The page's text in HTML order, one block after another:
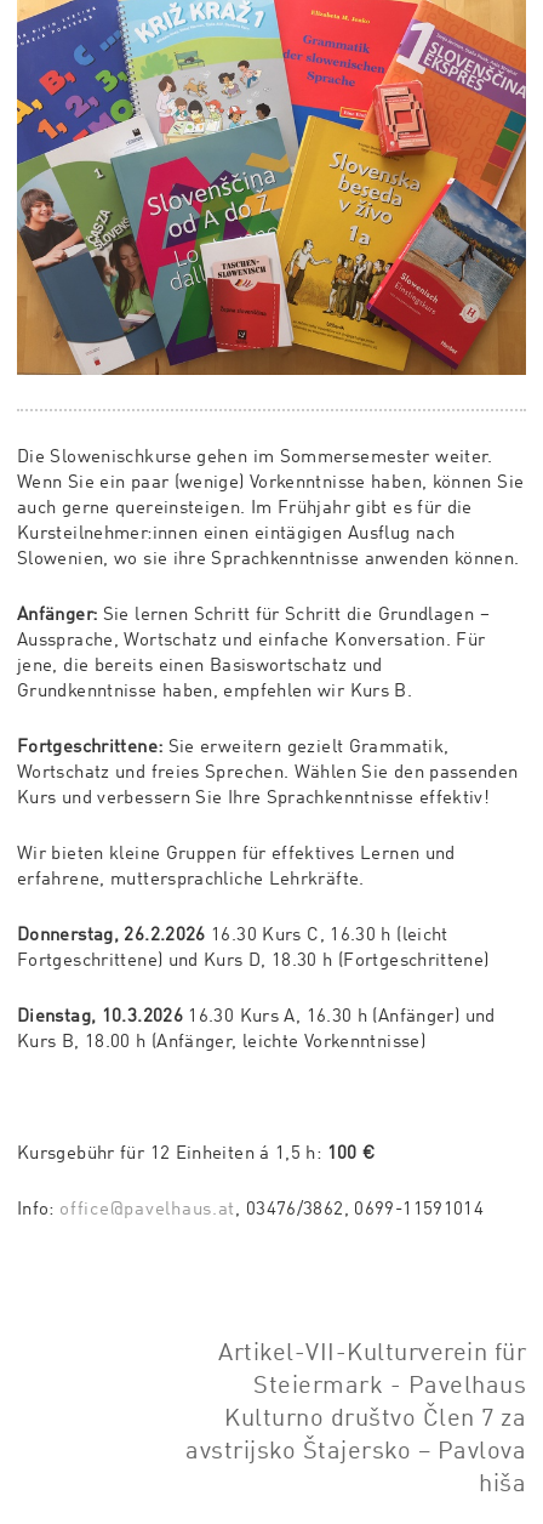
Die Slowenischkurse gehen im Sommersemester weiter.
Wenn Sie ein paar (wenige) Vorkenntnisse haben, können Sie
auch gerne quereinsteigen. Im Frühjahr gibt es für die
Kursteilnehmer:innen einen eintägigen Ausflug nach
Slowenien, wo sie ihre Sprachkenntnisse anwenden können.
Anfänger: Sie lernen Schritt für Schritt die Grundlagen –
Aussprache, Wortschatz und einfache Konversation. Für
jene, die bereits einen Basiswortschatz und
Grundkenntnisse haben, empfehlen wir Kurs B.
Fortgeschrittene: Sie erweitern gezielt Grammatik,
Wortschatz und freies Sprechen. Wählen Sie den passenden
Kurs und verbessern Sie Ihre Sprachkenntnisse effektiv!
Wir bieten kleine Gruppen für effektives Lernen und
erfahrene, muttersprachliche Lehrkräfte.
Donnerstag, 26.2.2026 16.30 Kurs C, 16.30 h (leicht
Fortgeschrittene) und Kurs D, 18.30 h (Fortgeschrittene)
Dienstag, 10.3.2026 16.30 Kurs A, 16.30 h (Anfänger) und
Kurs B, 18.00 h (Anfänger, leichte Vorkenntnisse)
Kursgebühr für 12 Einheiten á 1,5 h: 100 €
Info: office@pavelhaus.at , 03476/3862, 0699-11591014
Artikel-VII-Kulturverein für
Steiermark - Pavelhaus
Kulturno društvo Člen 7 za
avstrijsko Štajersko – Pavlova
hiša